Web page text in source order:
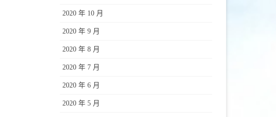
2020 年 10 月
2020 年 9 月
2020 年 8 月
2020 年 7 月
2020 年 6 月
2020 年 5 月